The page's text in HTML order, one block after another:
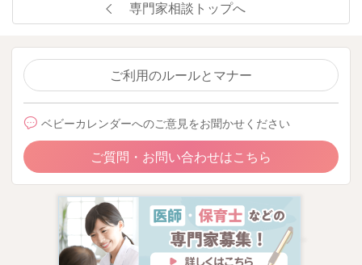
専門家相談トップへ
ご利用のルールとマナー
ベビーカレンダーへのご意見をお聞かせください
ご質問・お問い合わせはこちら